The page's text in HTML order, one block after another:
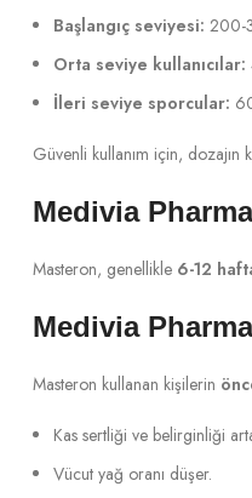
Başlangıç seviyesi: 200-
Orta seviye kullanıcılar:
İleri seviye sporcular:
Güvenli kullanım için, dozajın
Medivia
Masteron, genellikle 6-12
Medivia
Masteron kullanan kişilerin
Kas sertliği ve belirginliği
Vücut yağ oranı düşer.